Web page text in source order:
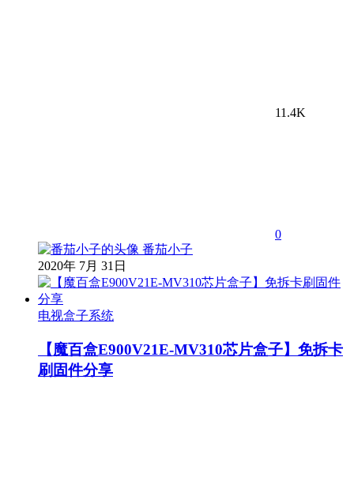
11.4K
0
番茄小子
2020年 7月 31日
电视盒子系统
【魔百盒E900V21E-MV310芯片盒子】免拆卡
刷固件分享